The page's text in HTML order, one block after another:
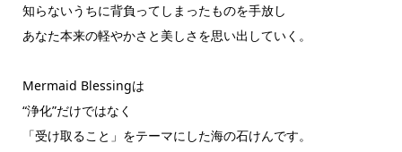
知らないうちに背負ってしまったものを手放し
あなた本来の軽やかさと美しさを思い出していく。
Mermaid Blessingは
“浄化”だけではなく
「受け取ること」をテーマにした海の石けんです。